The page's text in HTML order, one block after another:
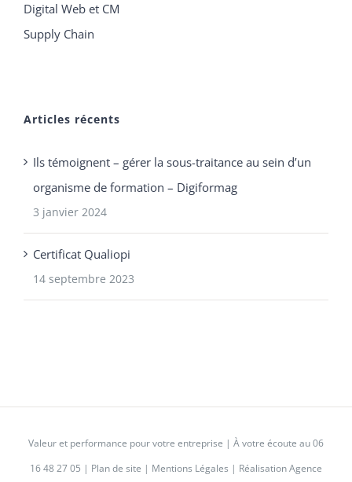
Digital Web et CM
Supply Chain
Articles récents
Ils témoignent – gérer la sous-traitance au sein d’un
organisme de formation – Digiformag
3 janvier 2024
Certificat Qualiopi
14 septembre 2023
Valeur et performance pour votre entreprise | À votre écoute au06
16 48 27 05 | Plan de site | Mentions Légales | Réalisation Agence